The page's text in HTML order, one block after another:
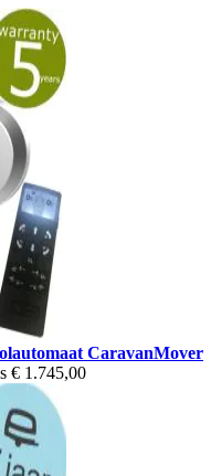
CaravanMover
€ 1.745,00